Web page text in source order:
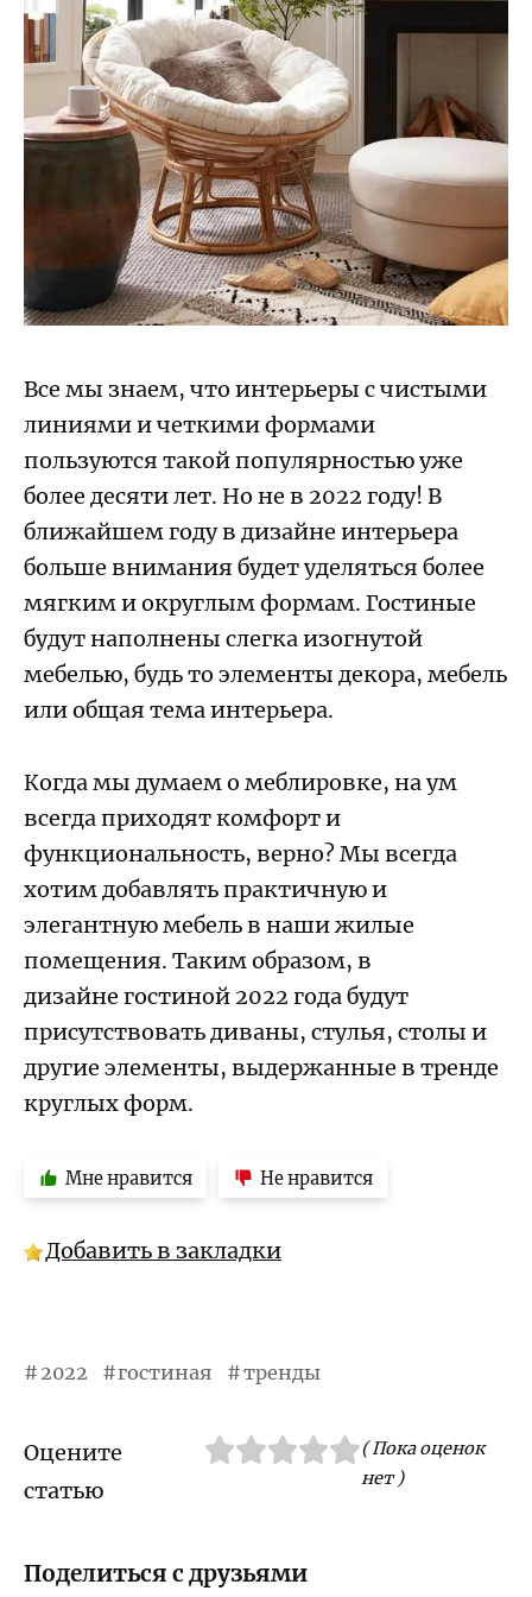
Все мы знаем, что интерьеры с чистыми
линиями и четкими формами
пользуются такой популярностью уже
более десяти лет. Но не в 2022 году! В
ближайшем году в дизайне интерьера
больше внимания будет уделяться более
мягким и округлым формам. Гостиные
будут наполнены слегка изогнутой
мебелью, будь то элементы декора, мебель
или общая тема интерьера.
Когда мы думаем о меблировке, на ум
всегда приходят комфорт и
функциональность, верно? Мы всегда
хотим добавлять практичную и
элегантную мебель в наши жилые
помещения. Таким образом, в
дизайне гостиной 2022 года будут
присутствовать диваны, стулья, столы и
другие элементы, выдержанные в тренде
круглых форм.
Мне нравится Не нравится
Добавить в закладки
2022 гостиная тренды
Оцените
статью
( Пока оценок
нет )
Поделиться с друзьями